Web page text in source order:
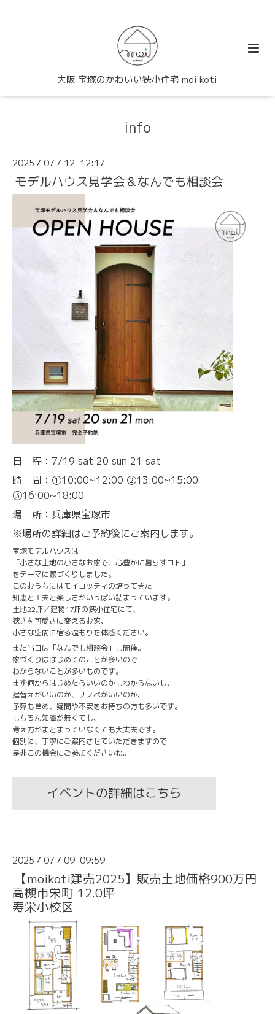
大阪 宝塚のかわいい狭小住宅 moi koti
info
2025 / 07 / 12 12:17
モデルハウス見学会＆なんでも相談会
日 程：7/19 sat 20 sun 21 sat
時 間：①10:00~12:00 ②13:00~15:00
③16:00~18:00
場 所：兵庫県宝塚市
※場所の詳細はご予約後にご案内します。
宝塚モデルハウスは
「小さな土地の小さなお家で、心豊かに暮らすコト」
をテーマに家づくりしました。
このおうちにはモイコッティの培ってきた
知恵と工夫と楽しさがいっぱい詰まっています。
土地22坪／建物17坪の狭小住宅にて、
狭さを可愛さに変えるお家、
小さな空間に宿る温もりを体感ください。
また当日は「なんでも相談会」も開催。
家づくりははじめてのことが多いので
わからないことが多いものです。
まず何からはじめたらいいのかもわからないし、
建替えがいいのか、リノベがいいのか、
予算も含め、疑問や不安をお持ちの方も多いです。
もちろん知識が無くても、
考え方がまとまっていなくても大丈夫です。
個別に、丁寧にご案内させていただきますので
是非この機会にご参加くださいね。
イベントの詳細はこちら
2025 / 07 / 09 09:59
【moikoti建売2025】販売土地価格900万円
高槻市栄町 12.0坪
寿栄小校区